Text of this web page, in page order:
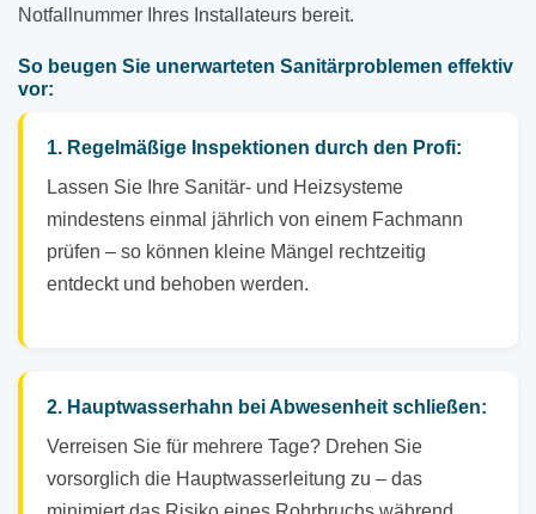
Notfallnummer Ihres Installateurs bereit.
So beugen Sie unerwarteten Sanitärproblemen effektiv
vor:
1. Regelmäßige Inspektionen durch den Profi:
Lassen Sie Ihre Sanitär- und Heizsysteme
mindestens einmal jährlich von einem Fachmann
prüfen – so können kleine Mängel rechtzeitig
entdeckt und behoben werden.
2. Hauptwasserhahn bei Abwesenheit schließen:
Verreisen Sie für mehrere Tage? Drehen Sie
vorsorglich die Hauptwasserleitung zu – das